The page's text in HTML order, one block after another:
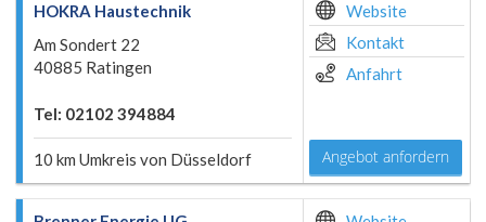
HOKRA Haustechnik
Am Sondert 22
40885 Ratingen
Tel: 02102 394884
10 km Umkreis von Düsseldorf
Website
Kontakt
Anfahrt
Angebot anfordern